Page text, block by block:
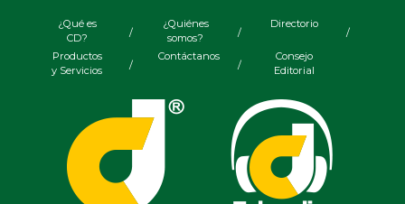
¿Qué es
CD?
/
¿Quiénes
somos?
/
Directorio
/
Productos
y Servicios
/
Contáctanos
/
Consejo
Editorial